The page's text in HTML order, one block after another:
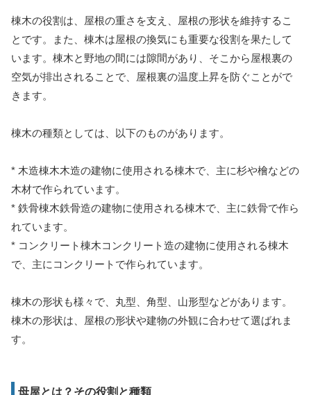
棟木の役割は、屋根の重さを支え、屋根の形状を維持するこ
とです。また、棟木は屋根の換気にも重要な役割を果たして
います。棟木と野地の間には隙間があり、そこから屋根裏の
空気が排出されることで、屋根裏の温度上昇を防ぐことがで
きます。
棟木の種類としては、以下のものがあります。
* 木造棟木木造の建物に使用される棟木で、主に杉や檜などの
木材で作られています。
* 鉄骨棟木鉄骨造の建物に使用される棟木で、主に鉄骨で作ら
れています。
* コンクリート棟木コンクリート造の建物に使用される棟木
で、主にコンクリートで作られています。
棟木の形状も様々で、丸型、角型、山形型などがあります。
棟木の形状は、屋根の形状や建物の外観に合わせて選ばれま
す。
母屋とは？その役割と種類